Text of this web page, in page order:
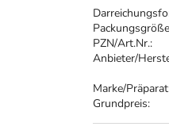
PZN/Art.Nr.:
Anbieter/
Marke/
Grundpreis: